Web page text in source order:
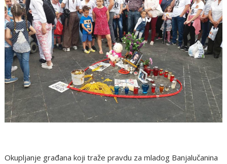
Okupljanje građana koji traže pravdu za mladog Banjalučanina